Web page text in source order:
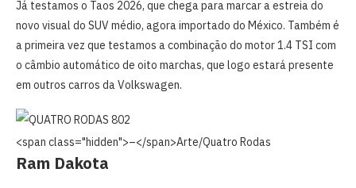
Já testamos o Taos 2026, que chega para marcar a estreia do
novo visual do SUV médio, agora importado do México. Também é
a primeira vez que testamos a combinação do motor 1.4 TSI com
o câmbio automático de oito marchas, que logo estará presente
em outros carros da Volkswagen.
<span class="hidden">–</span>Arte/Quatro Rodas
Ram Dakota